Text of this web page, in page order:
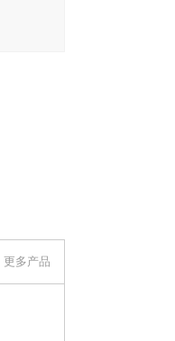
更多产品